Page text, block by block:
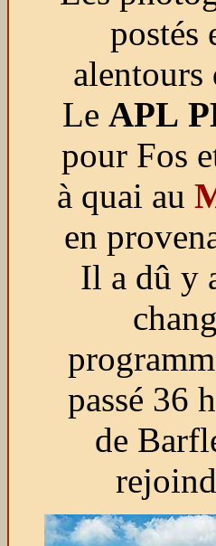
postés
alentours
Le APL
pour Fos
à quai au
en
Il a dû y
passé 36
de